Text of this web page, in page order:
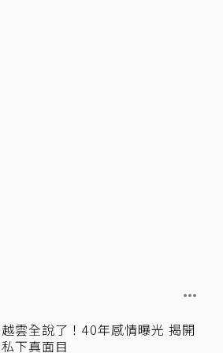
雲全說了！40年感情曝光 揭開
下真面目